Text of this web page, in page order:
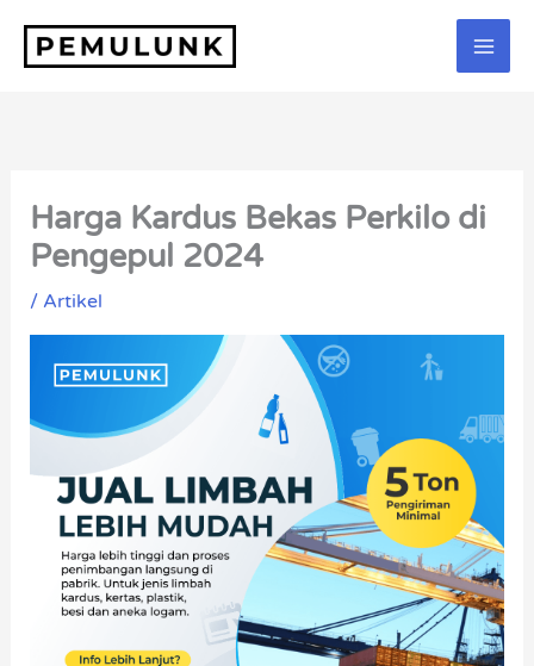
Harga Kardus Bekas Perkilo di
Pengepul 2024
/ Artikel